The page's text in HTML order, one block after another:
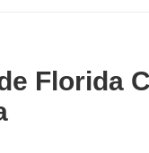
de Florida